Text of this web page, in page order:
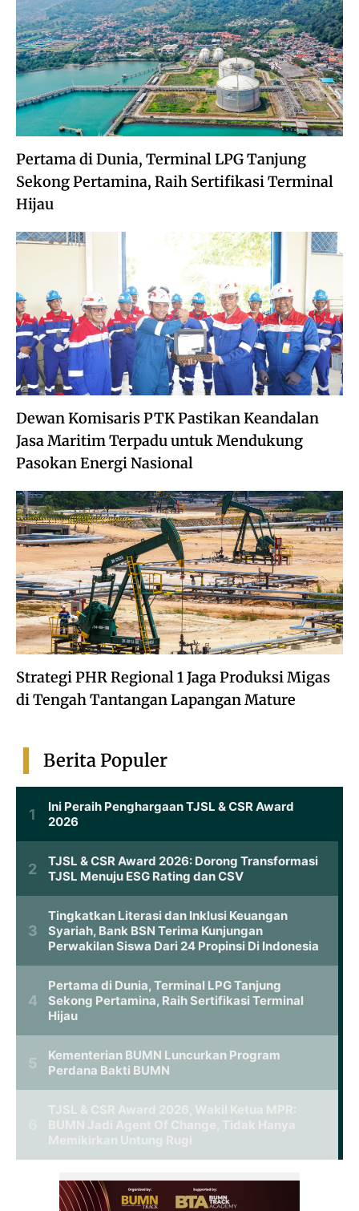
Pertama di Dunia, Terminal LPG Tanjung
Sekong Pertamina, Raih Sertifikasi Terminal
Hijau
Dewan Komisaris PTK Pastikan Keandalan
Jasa Maritim Terpadu untuk Mendukung
Pasokan Energi Nasional
Strategi PHR Regional 1 Jaga Produksi Migas
di Tengah Tantangan Lapangan Mature
Berita Populer